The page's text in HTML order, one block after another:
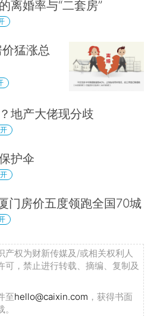
离婚率与“二套房”
猛涨总
地产大佬现分歧
护伞
门房价五度领跑全国70城
产权为财新传媒及/或相关权利人
可，禁止进行转载、摘编、复制及
至hello@caixin.com ，获得书面